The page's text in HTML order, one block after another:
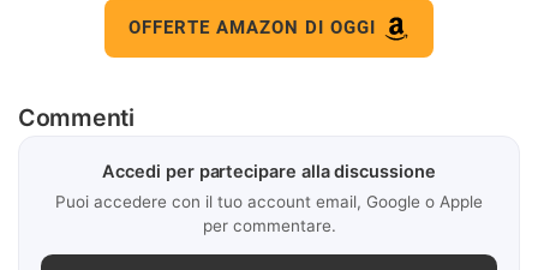
OFFERTE AMAZON DI OGGI
Commenti
Accedi per partecipare alla discussione
Puoi accedere con il tuo account email, Google o Apple
per commentare.